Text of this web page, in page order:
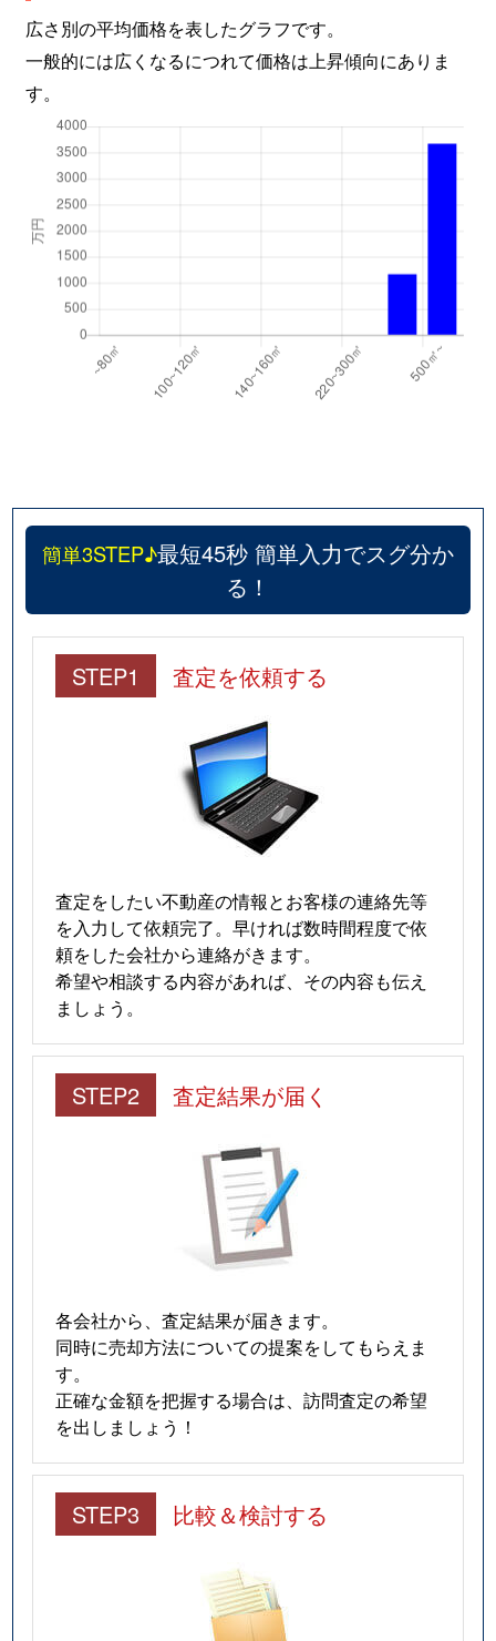
広さ別の平均価格を表したグラフです。
一般的には広くなるにつれて価格は上昇傾向にありま
す。
簡単3STEP♪最短45秒 簡単入力でスグ分か
る！
STEP1 査定を依頼する
査定をしたい不動産の情報とお客様の連絡先等
を入力して依頼完了。早ければ数時間程度で依
頼をした会社から連絡がきます。
希望や相談する内容があれば、その内容も伝え
ましょう。
STEP2 査定結果が届く
各会社から、査定結果が届きます。
同時に売却方法についての提案をしてもらえま
す。
正確な金額を把握する場合は、訪問査定の希望
を出しましょう！
STEP3 比較＆検討する